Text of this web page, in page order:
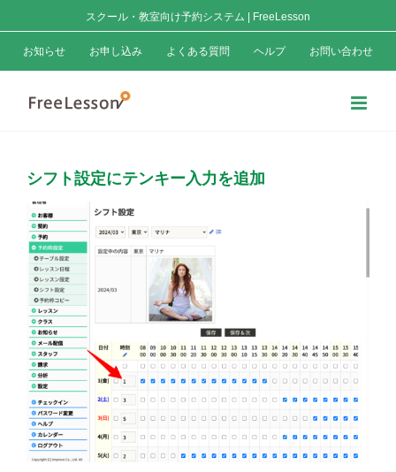
to
content
スクール・教室向け予約システム | FreeLesson
お知らせ お申し込み よくある質問 ヘルプ お問い合わせ
シフト設定にテンキー入力を追加
View
Larger
Image